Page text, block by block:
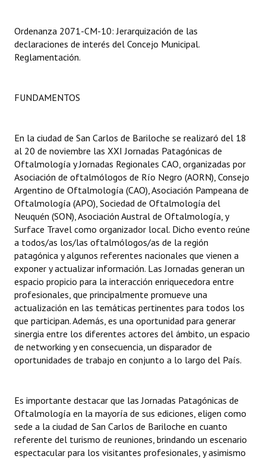
Digesto
DOCUMENTOS
Proyectos Presentados
Dictámenes Asesoría Letrada
Actas de Sesión
Informes de Unidad Coordinadora
Ejecución Presupuestaria
Actas de Audiencias Públicas
NORMATIVA
Comunicaciones
Declaraciones
Resoluciones de Presidencia
INSTITUCIONAL
Antiguos Pobladores
Ordenanza 2071-CM-10: Jerarquización de las
declaraciones de interés del Concejo Municipal.
Reglamentación.
FUNDAMENTOS
En la ciudad de San Carlos de Bariloche se realizaró del 18
al 20 de noviembre las XXI Jornadas Patagónicas de
Oftalmología y Jornadas Regionales CAO, organizadas por
Asociación de oftalmólogos de Río Negro (AORN), Consejo
Argentino de Oftalmología (CAO), Asociación Pampeana de
Oftalmología (APO), Sociedad de Oftalmología del
Neuquén (SON), Asociación Austral de Oftalmología, y
Surface Travel como organizador local. Dicho evento reúne
a todos/as los/las oftalmólogos/as de la región
patagónica y algunos referentes nacionales que vienen a
exponer y actualizar información. Las Jornadas generan un
espacio propicio para la interacción enriquecedora entre
profesionales, que principalmente promueve una
actualización en las temáticas pertinentes para todos los
que participan. Además, es una oportunidad para generar
sinergia entre los diferentes actores del ámbito, un espacio
de networking y en consecuencia, un disparador de
oportunidades de trabajo en conjunto a lo largo del País.
Es importante destacar que las Jornadas Patagónicas de
Oftalmología en la mayoría de sus ediciones, eligen como
sede a la ciudad de San Carlos de Bariloche en cuanto
referente del turismo de reuniones, brindando un escenario
espectacular para los visitantes profesionales, y asimismo